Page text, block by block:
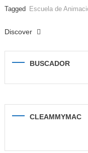
Tagged Escuela de
Discover
BUSCADOR
CLEAMMYMAC